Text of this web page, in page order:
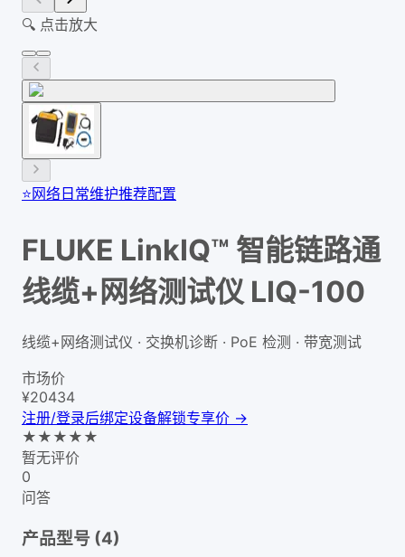
🔍 点击放大
⭐网络日常维护推荐配置
FLUKE LinkIQ™ 智能链路通
线缆+网络测试仪 LIQ-100
线缆+网络测试仪 · 交换机诊断 · PoE 检测 · 带宽测试
市场价
¥20434
注册/登录后绑定设备解锁专享价 →
★ ★ ★ ★ ★
暂无评价
0
问答
产品型号 (4)